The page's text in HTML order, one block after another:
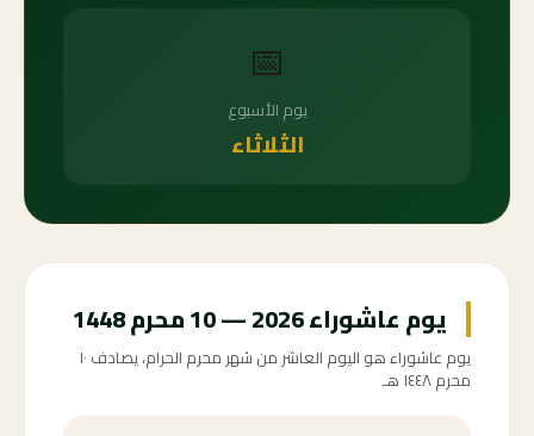
📅
يوم الأسبوع
الثلاثاء
يوم عاشوراء 2026 — 10 محرم 1448
يوم عاشوراء هو اليوم العاشر من شهر محرم الحرام، يصادف ١٠
محرم ١٤٤٨ هـ